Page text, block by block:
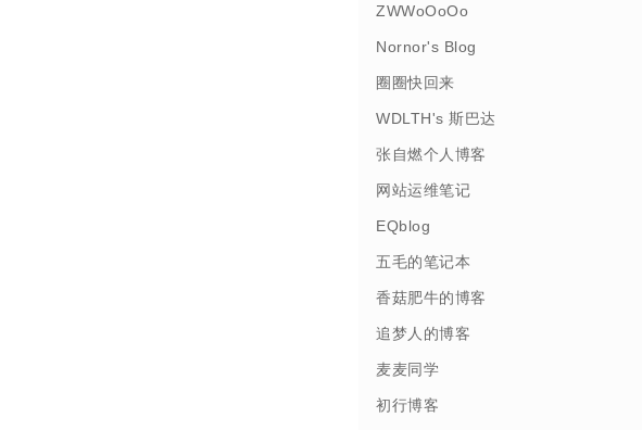
ZWWoOoOo
Nornor's Blog
圈圈快回来
WDLTH's 斯巴达
张自燃个人博客
网站运维笔记
EQblog
五毛的笔记本
香菇肥牛的博客
追梦人的博客
麦麦同学
初行博客